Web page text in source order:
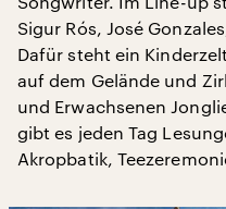
Sigur Rós, José
Dafür steht ein
auf dem Gelände und
und Erwachsenen
gibt es jeden Tag
Akropbatik,